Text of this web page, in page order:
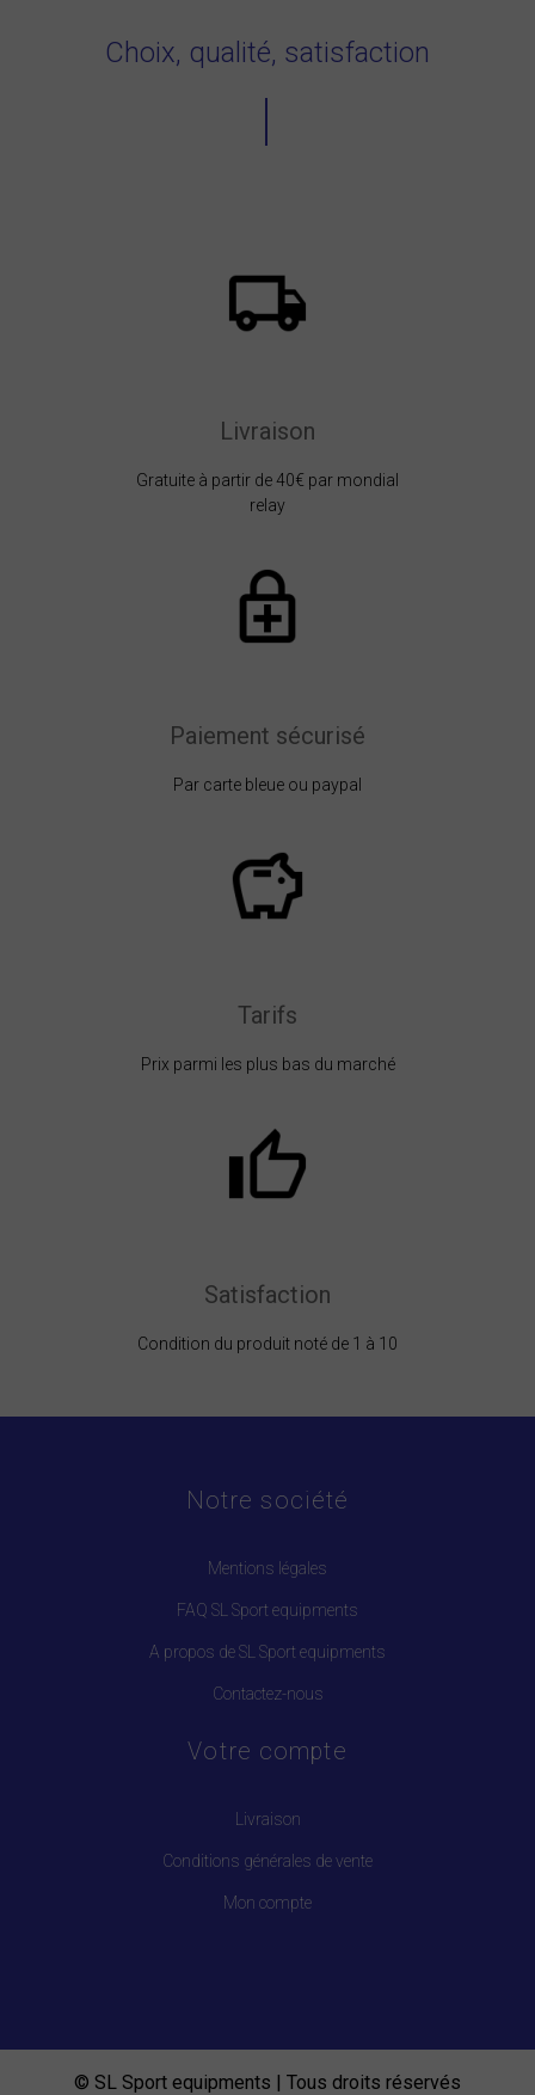
Choix, qualité, satisfaction
Livraison
Gratuite à partir de 40€ par mondial
relay
Paiement sécurisé
Par carte bleue ou paypal
Tarifs
Prix parmi les plus bas du marché
Satisfaction
Condition du produit noté de 1 à 10
Notre société
Mentions légales
FAQ SL Sport equipments
A propos de SL Sport equipments
Contactez-nous
Votre compte
Livraison
Conditions générales de vente
Mon compte
© SL Sport equipments | Tous droits réservés